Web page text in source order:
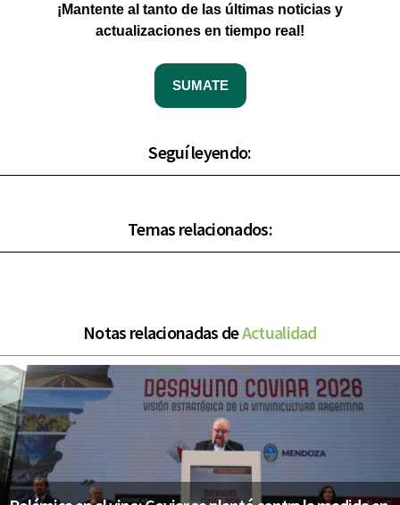
¡Mantente al tanto de las últimas noticias y
actualizaciones en tiempo real!
SUMATE
Seguí leyendo:
Temas relacionados:
Notas relacionadas deActualidad